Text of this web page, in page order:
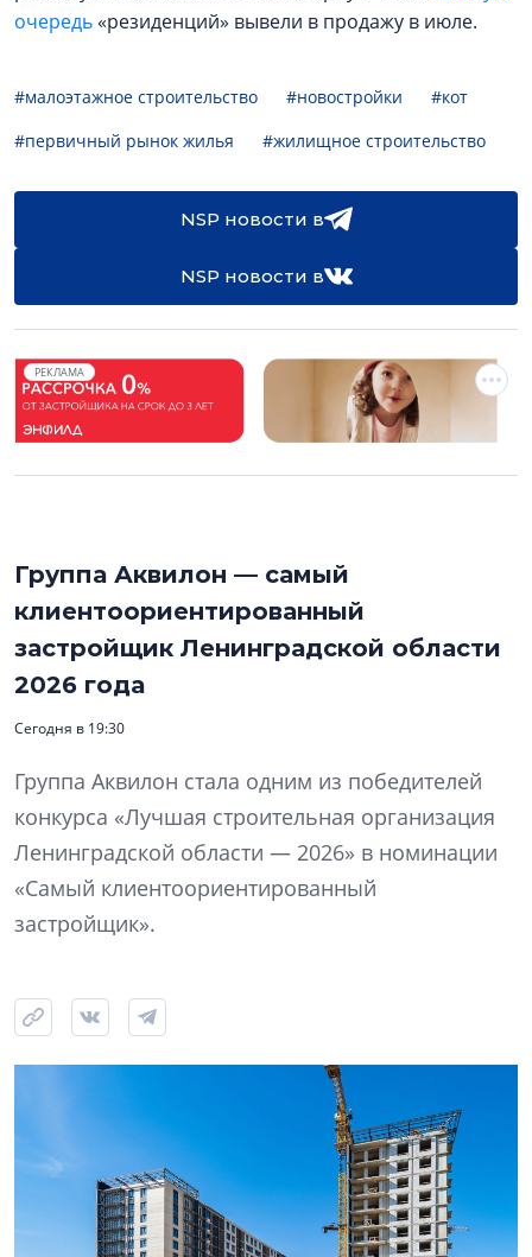
очередь«резиденций» вывели в продажу в июле.
#малоэтажное строительство #новостройки
#кот
#первичный рынок жилья
#жилищное строительство
NSP новости в
NSP новости в
РЕКЛАМА
Группа Аквилон — самый
клиентоориентированный
застройщик Ленинградской области
2026 года
Сегодня в 19:30
Группа Аквилон стала одним из победителей
конкурса «Лучшая строительная организация
Ленинградской области — 2026» в номинации
«Самый клиентоориентированный
застройщик».